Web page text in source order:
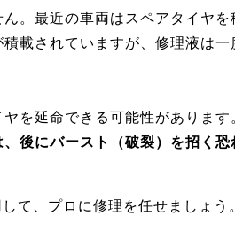
。最近の車両はスペアタイヤを
載されていますが、修理液は一
を延命できる可能性があります
後にバースト（破裂）を招く恐
て、プロに修理を任せましょう。